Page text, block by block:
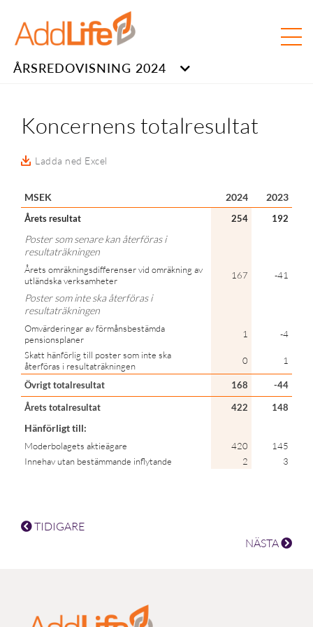
ÅRSREDOVISNING 2024
Koncernens totalresultat
Ladda ned Excel
MSEK 2024 2023
Årets resultat 254 192
Poster som senare kan återföras i
resultaträkningen
Årets omräkningsdifferenser vid omräkning av
utländska verksamheter
167 -41
Poster som inte ska återföras i
resultaträkningen
Omvärderingar av förmånsbestämda
pensionsplaner
1
-4
Skatt hänförlig till poster som inte ska
återföras i resultaträkningen
0 1
Övrigt totalresultat 168
-44
Årets totalresultat
422 148
Hänförligt till:
Moderbolagets aktieägare 420
145
Innehav utan bestämmande inflytande
2 3
TIDIGARE
NÄSTA